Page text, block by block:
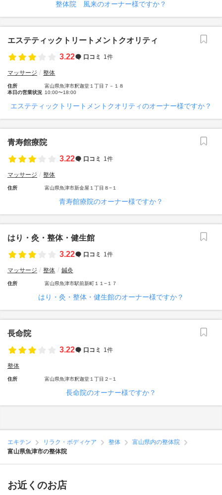
整体院 風来のオーナー様ですか？
エステティックトリートメントクオリティ
3.22
口コミ 1件
マッサージ 整体
住所
富山県魚津市釈迦堂１丁目７－１８
本日の営業状況 10:00〜18:00
エステティックトリートメントクオリティのオーナー様ですか？
青寿館療院
3.22
口コミ 1件
マッサージ 整体
住所 富山県魚津市新金屋１丁目８−１
青寿館療院のオーナー様ですか？
はり・灸・整体・健生館
3.22
口コミ 1件
マッサージ 整体 鍼灸
住所 富山県魚津市駅前新町１１−１７
はり・灸・整体・健生館のオーナー様ですか？
長命院
3.22
口コミ 1件
整体
住所 富山県魚津市釈迦堂１丁目２−１
長命院のオーナー様ですか？
エキテン リラク・ボディケア 整体
富山県内の整体院
富山県魚津市の整体院
お近くのお店